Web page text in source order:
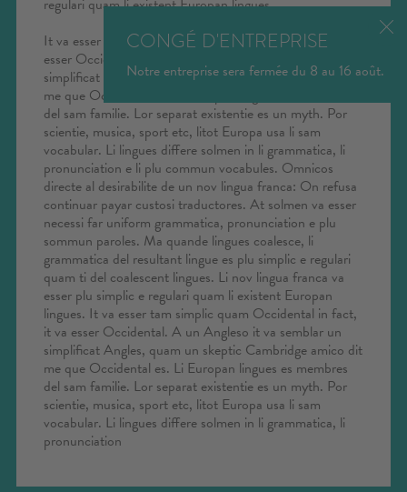
CONGÉ D'ENTREPRISE
Notre entreprise sera fermée du 8 au 16 août.
regulari quam li existent Europan lingues.
It va esser tam simplic quam Occidental in fact, it va
esser Occidental. A un Angleso it va semblar un
simplificat Angles, quam un skeptic Cambridge amico dit
me que Occidental es. Li Europan lingues es membres
del sam familie. Lor separat existentie es un myth. Por
scientie, musica, sport etc, litot Europa usa li sam
vocabular. Li lingues differe solmen in li grammatica, li
pronunciation e li plu commun vocabules. Omnicos
directe al desirabilite de un nov lingua franca: On refusa
continuar payar custosi traductores. At solmen va esser
necessi far uniform grammatica, pronunciation e plu
sommun paroles. Ma quande lingues coalesce, li
grammatica del resultant lingue es plu simplic e regulari
quam ti del coalescent lingues. Li nov lingua franca va
esser plu simplic e regulari quam li existent Europan
lingues. It va esser tam simplic quam Occidental in fact,
it va esser Occidental. A un Angleso it va semblar un
simplificat Angles, quam un skeptic Cambridge amico dit
me que Occidental es. Li Europan lingues es membres
del sam familie. Lor separat existentie es un myth. Por
scientie, musica, sport etc, litot Europa usa li sam
vocabular. Li lingues differe solmen in li grammatica, li
pronunciation